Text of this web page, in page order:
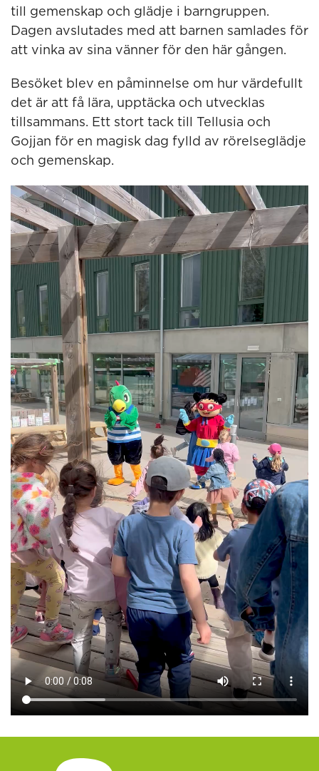
till gemenskap och glädje i barngruppen.
Dagen avslutades med att barnen samlades för
att vinka av sina vänner för den här gången.
Besöket blev en påminnelse om hur värdefullt
det är att få lära, upptäcka och utvecklas
tillsammans. Ett stort tack till Tellusia och
Gojjan för en magisk dag fylld av rörelseglädje
och gemenskap.